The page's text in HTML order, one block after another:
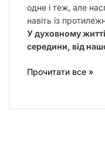
одне і теж, але
навіть із
У духовному
середини, від
Прочитати все »